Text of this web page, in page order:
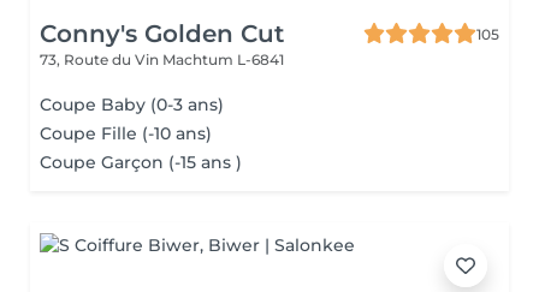
Conny's Golden Cut
105
73, Route du Vin Machtum L-6841
Coupe Baby (0-3 ans)
Coupe Fille (-10 ans)
Coupe Garçon (-15 ans )